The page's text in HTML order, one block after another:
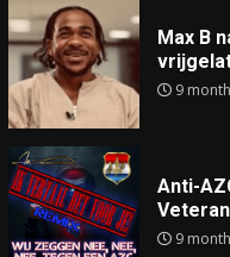
Max B
9
Anti-
9